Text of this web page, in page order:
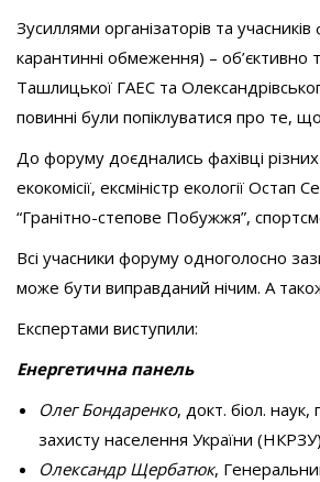
Зусиллями організаторів та
карантинні обмеження) – об’єктивно
Ташлицької ГАЕС та
повинні були попіклуватися про те,
До форуму доєднались фахівці
екокомісії, ексміністр екології
“Гранітно-степове Побужжя”,
Всі учасники форуму одноголосно
може бути виправданий нічим. А
Експертами виступили:
Енергетична панель
Олег Бондаренко, докт. біол. наук,
захисту населення України
Олександр Щербатюк,